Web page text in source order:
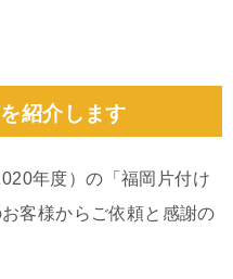
紹介します
年度）の「福岡片付け
客様からご依頼と感謝の